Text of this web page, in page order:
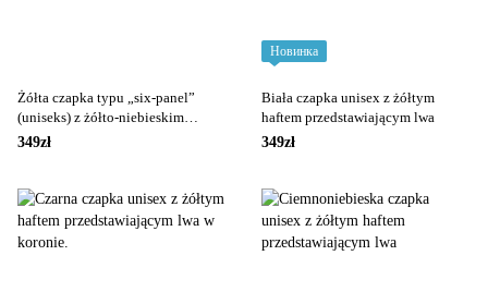
Żółta czapka typu „six-panel”
(uniseks) z żółto-niebieskim
haftem przedstawiającym tryzub
349zł
Новинка
Biała czapka unisex z żółtym
haftem przedstawiającym lwa
349zł